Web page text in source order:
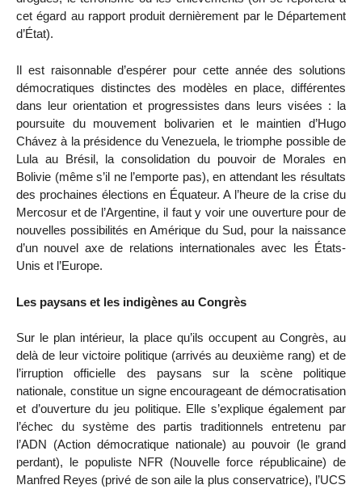
cet égard au rapport produit dernièrement par le Département
d’État).
Il est raisonnable d’espérer pour cette année des solutions
démocratiques distinctes des modèles en place, différentes
dans leur orientation et progressistes dans leurs visées : la
poursuite du mouvement bolivarien et le maintien d’Hugo
Chávez à la présidence du Venezuela, le triomphe possible de
Lula au Brésil, la consolidation du pouvoir de Morales en
Bolivie (même s’il ne l’emporte pas), en attendant les résultats
des prochaines élections en Équateur. A l’heure de la crise du
Mercosur et de l’Argentine, il faut y voir une ouverture pour de
nouvelles possibilités en Amérique du Sud, pour la naissance
d’un nouvel axe de relations internationales avec les États-
Unis et l’Europe.
Les paysans et les indigènes au Congrès
Sur le plan intérieur, la place qu’ils occupent au Congrès, au
delà de leur victoire politique (arrivés au deuxième rang) et de
l’irruption officielle des paysans sur la scène politique
nationale, constitue un signe encourageant de démocratisation
et d’ouverture du jeu politique. Elle s’explique également par
l’échec du système des partis traditionnels entretenu par
l’ADN (Action démocratique nationale) au pouvoir (le grand
perdant), le populiste NFR (Nouvelle force républicaine) de
Manfred Reyes (privé de son aile la plus conservatrice), l’UCS